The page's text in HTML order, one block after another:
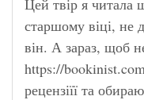
старшому віці, не
він. А зараз, щоб
https://
рецензіїї та